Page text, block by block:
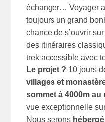
échanger… Voyager
toujours un grand
chance de s’ouvrir
des itinéraires
trek accessible avec
Le projet ? 10 jours
villages et
sommet à 4000m au
vue exceptionnelle
Nous serons